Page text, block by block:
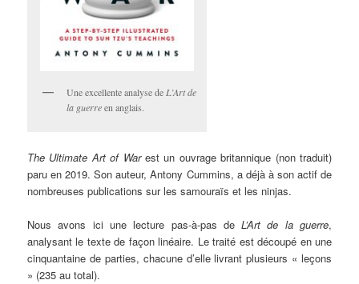
Une excellente analyse de L’Art de
la guerreen anglais.
The Ultimate Art of War est un ouvrage britannique (non traduit)
paru en 2019. Son auteur, Antony Cummins, a déjà à son actif de
nombreuses publications sur les samouraïs et les ninjas.
Nous avons ici une lecture pas-à-pas deL’Art de la guerre,
analysant le texte de façon linéaire. Le traité est découpé en une
cinquantaine de parties, chacune d’elle livrant plusieurs « leçons
» (235 au total).